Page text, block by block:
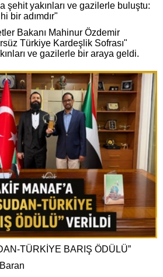
şehit yakınları ve gazilerle buluştu:
bir adımdır"
Bakanı Mahinur Özdemir
Türkiye Kardeşlik Sofrası"
ve gazilerle bir araya geldi.
TÜRKİYE BARIŞ ÖDÜLÜ”